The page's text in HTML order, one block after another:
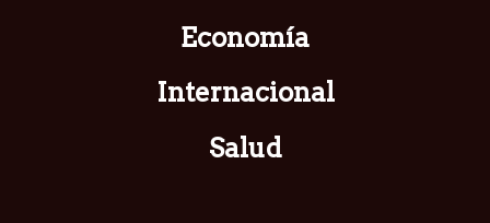
Economía
Internacional
Salud